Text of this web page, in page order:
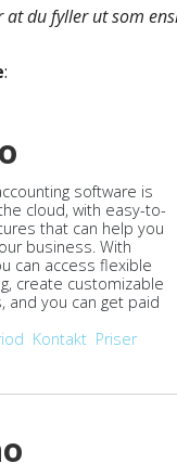
du fyller ut som
:
software is
cloud, with easy-to-
that can help you
business. With
can access flexible
create customizable
and you can get paid
Kontakt Priser